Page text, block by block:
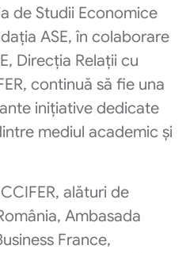
de Studii Economice
ASE, în colaborare
Direcția Relații cu
continuă să fie una
inițiative dedicate
mediul academic și
alături de
Ambasada
France,